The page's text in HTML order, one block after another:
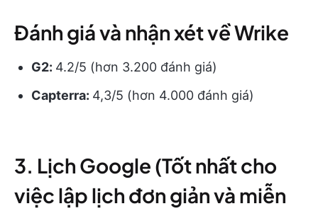
Đánh giá và nhận xét về Wrike
G2: 4.2/5 (hơn 3.200 đánh giá)
Capterra: 4,3/5 (hơn 4.000 đánh giá)
3. Lịch Google (Tốt nhất cho
việc lập lịch đơn giản và miễn